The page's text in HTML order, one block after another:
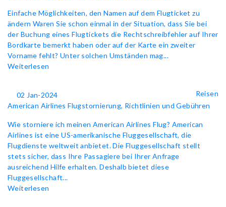
Einfache Möglichkeiten, den Namen auf dem Flugticket zu
ändern Waren Sie schon einmal in der Situation, dass Sie bei
der Buchung eines Flugtickets die Rechtschreibfehler auf Ihrer
Bordkarte bemerkt haben oder auf der Karte ein zweiter
Vorname fehlt? Unter solchen Umständen mag...
Weiterlesen
02 Jan-2024
Reisen
American Airlines Flugstornierung, Richtlinien und Gebühren
Wie storniere ich meinen American Airlines Flug? American
Airlines ist eine US-amerikanische Fluggesellschaft, die
Flugdienste weltweit anbietet. Die Fluggesellschaft stellt
stets sicher, dass Ihre Passagiere bei Ihrer Anfrage
ausreichend Hilfe erhalten. Deshalb bietet diese
Fluggesellschaft...
Weiterlesen